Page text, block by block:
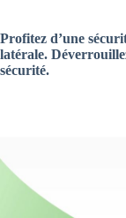
Profitez d’une
latérale.
sécurité.